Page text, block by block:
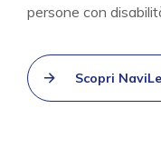
persone con
Scopri